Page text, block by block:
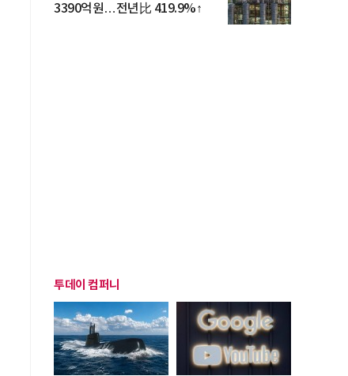
3390억원…전년比 419.9%↑
투데이 컴퍼니